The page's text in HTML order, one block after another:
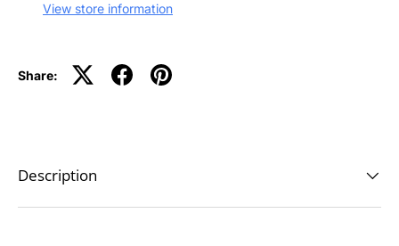
View store information
Share:
Description